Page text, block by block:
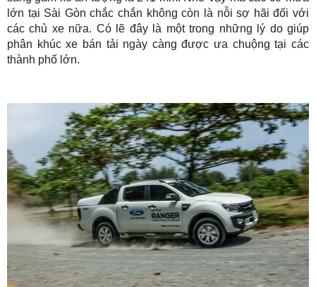
lớn tại Sài Gòn chắc chắn không còn là nỗi sợ hãi đối với
các chủ xe nữa. Có lẽ đây là một trong những lý do giúp
phân khúc xe bán tải ngày càng được ưa chuộng tại các
thành phố lớn.